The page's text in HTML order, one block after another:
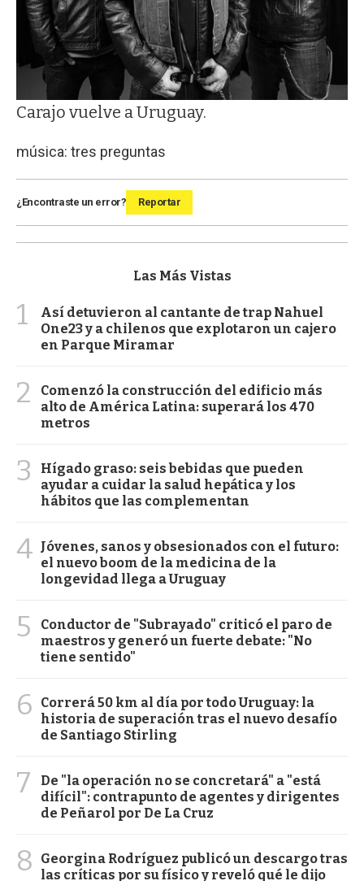
Carajo vuelve a Uruguay.
música: tres preguntas
¿Encontraste un error? Reportar
Las Más Vistas
1
Así detuvieron al cantante de trap Nahuel
One23 y a chilenos que explotaron un cajero
en Parque Miramar
2
Comenzó la construcción del edificio más
alto de América Latina: superará los 470
metros
3
Hígado graso: seis bebidas que pueden
ayudar a cuidar la salud hepática y los
hábitos que las complementan
4 Jóvenes, sanos y obsesionados con el futuro:
el nuevo boom de la medicina de la
longevidad llega a Uruguay
5
Conductor de "Subrayado" criticó el paro de
maestros y generó un fuerte debate: "No
tiene sentido"
6
Correrá 50 km al día por todo Uruguay: la
historia de superación tras el nuevo desafío
de Santiago Stirling
7
De "la operación no se concretará" a "está
difícil": contrapunto de agentes y dirigentes
de Peñarol por De La Cruz
8
Georgina Rodríguez publicó un descargo tras
las críticas por su físico y reveló qué le dijo